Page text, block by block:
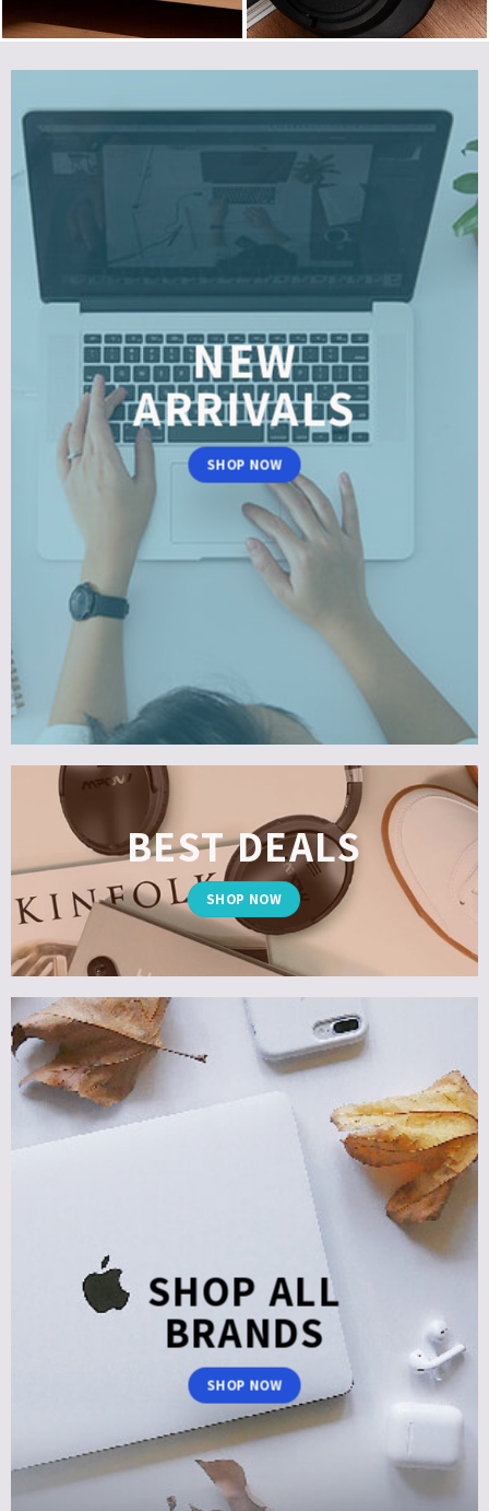
NEW
ARRIVALS
SHOP NOW
BEST DEALS
SHOP NOW
SHOP ALL
BRANDS
SHOP NOW